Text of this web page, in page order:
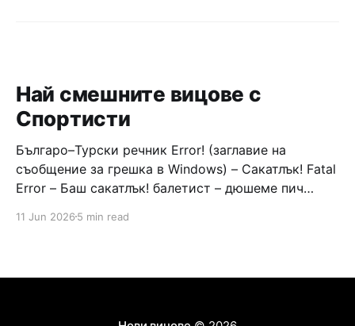
Най смешните вицове с
Спортисти
Българо–Турски речник Error! (заглавие на
съобщение за грешка в Windows) – Сакатлък! Fatal
Error – Баш сакатлък! балетист – дюшеме пич
Война и мир – Патаклама и рахатлък Cancel –
дявола – дур базик шаркан бабана сакатлък Двама
11 Jun 2026 5 min read